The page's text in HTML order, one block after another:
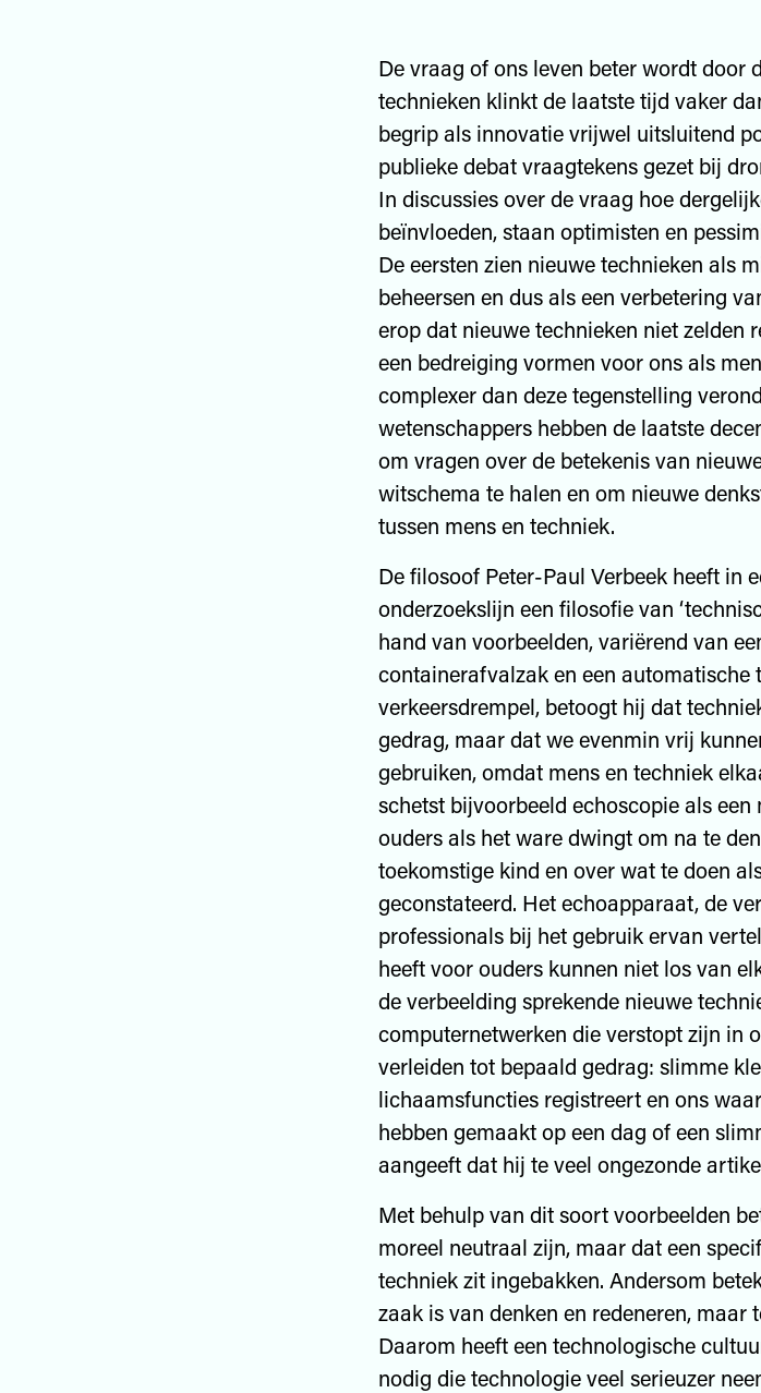
De vraag of ons leven beter wordt door
technieken klinkt de laatste tijd vaker
begrip als innovatie vrijwel uitsluitend
publieke debat vraagtekens gezet bij
In discussies over de vraag hoe
beïnvloeden, staan optimisten en
De eersten zien nieuwe technieken als
beheersen en dus als een verbetering
erop dat nieuwe technieken niet zelden
een bedreiging vormen voor ons als
complexer dan deze tegenstelling
wetenschappers hebben de laatste
om vragen over de betekenis van
witschema te halen en om nieuwe
tussen mens en techniek.
De filosoof Peter-Paul Verbeek heeft in
onderzoekslijn een filosofie van
hand van voorbeelden, variërend van
containerafvalzak en een automatische
verkeersdrempel, betoogt hij dat
gedrag, maar dat we evenmin vrij
gebruiken, omdat mens en techniek
schetst bijvoorbeeld echoscopie als
ouders als het ware dwingt om na te
toekomstige kind en over wat te doen
geconstateerd. Het echoapparaat, de
professionals bij het gebruik ervan
heeft voor ouders kunnen niet los van
de verbeelding sprekende nieuwe
computernetwerken die verstopt zijn in
verleiden tot bepaald gedrag: slimme
lichaamsfuncties registreert en ons
hebben gemaakt op een dag of een
aangeeft dat hij te veel ongezonde
Met behulp van dit soort voorbeelden
moreel neutraal zijn, maar dat een
techniek zit ingebakken. Andersom
zaak is van denken en redeneren, maar
Daarom heeft een technologische
nodig die technologie veel serieuzer